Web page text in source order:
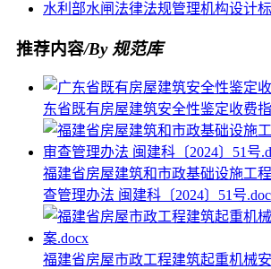
水利部水闸法律法规管理机构设计
推荐内容/By 规范库
东省既有房屋建筑安全性鉴定收费
福建省房屋建筑和市政基础设施工
查管理办法 闽建科〔2024〕51号.doc
福建省房屋市政工程建筑起重机械